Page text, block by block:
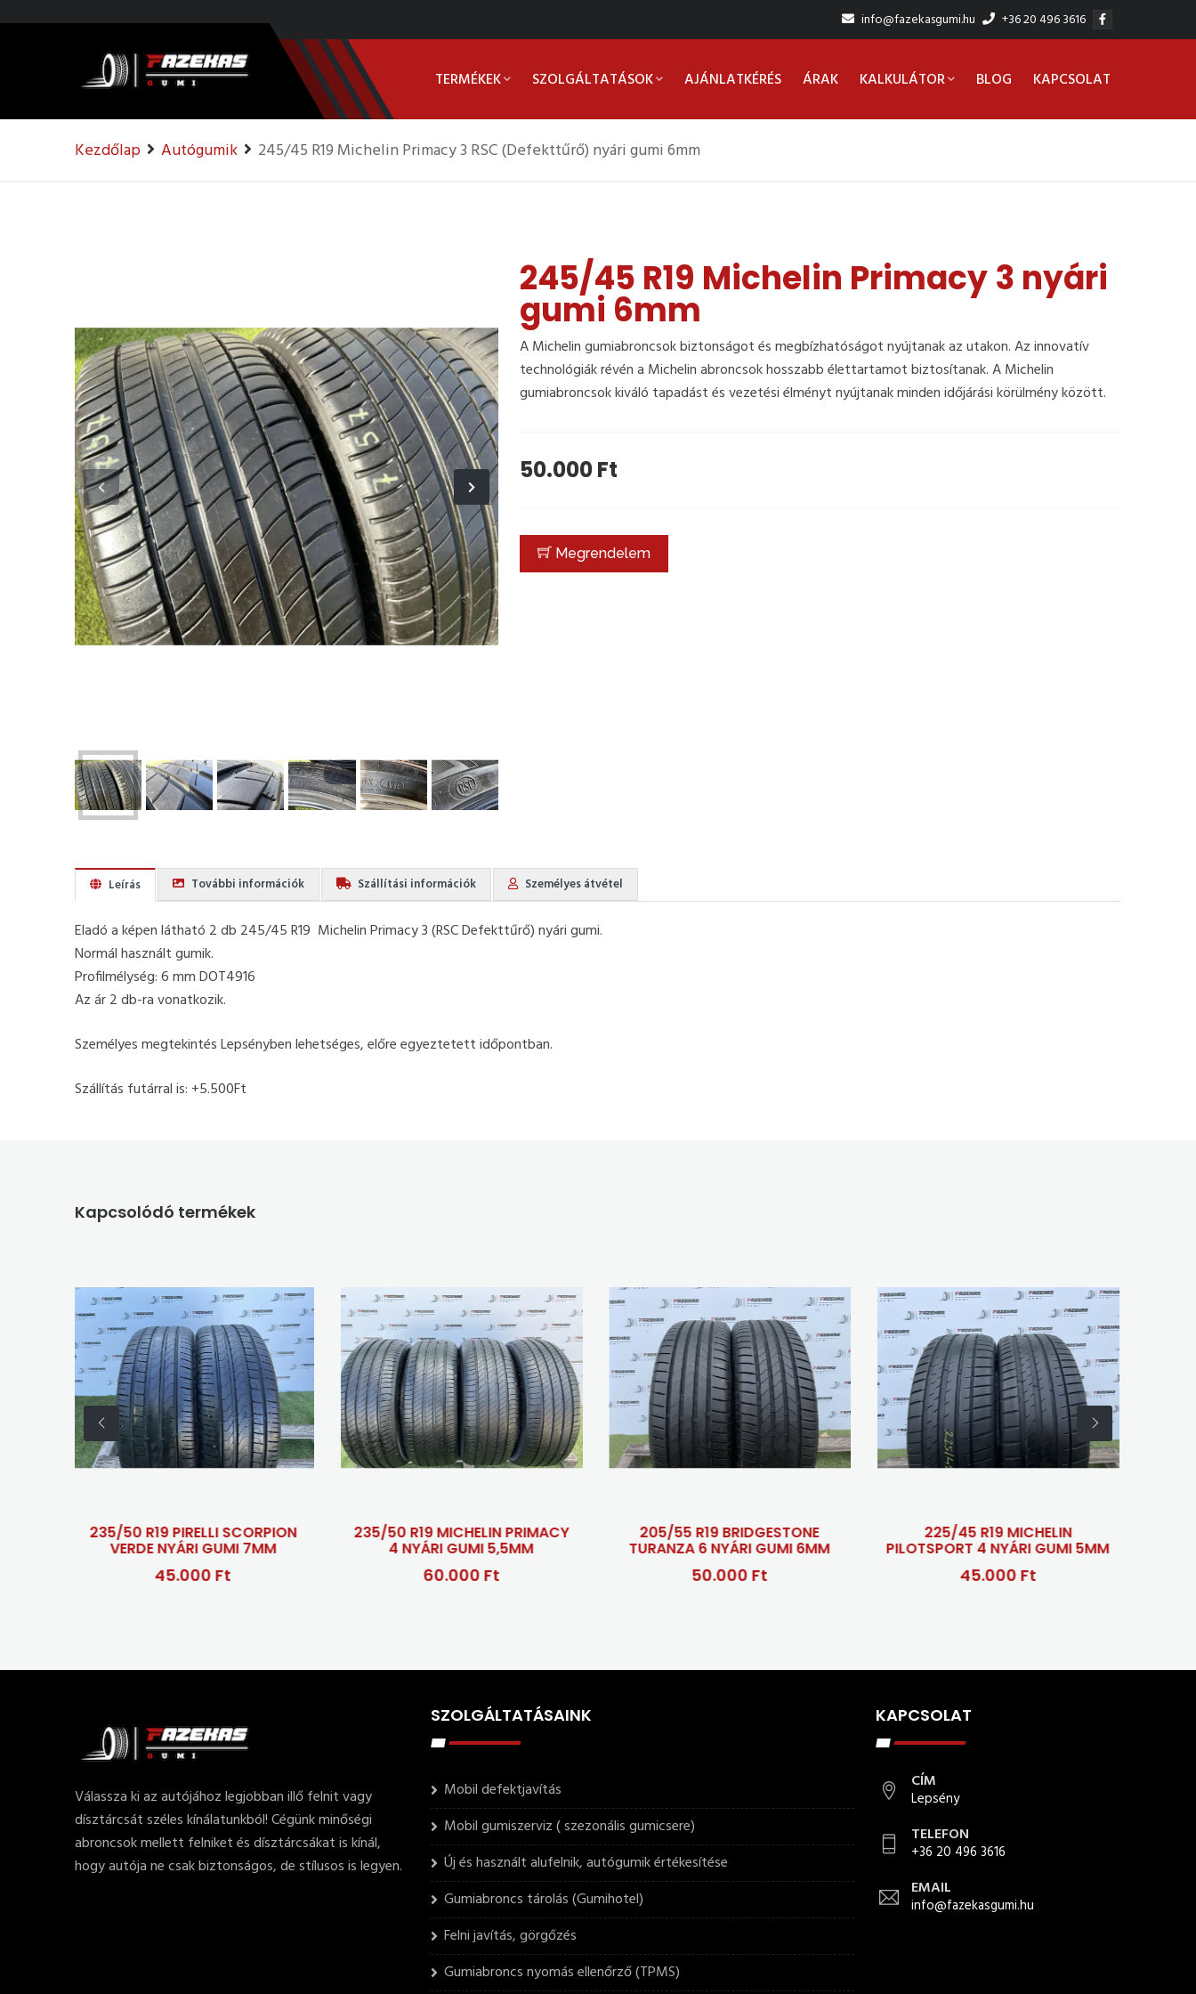
info@fazekasgumi.hu +36 20 496 3616
TERMÉKEK SZOLGÁLTATÁSOK AJÁNLATKÉRÉS ÁRAK KALKULÁTOR BLOG KAPCSOLAT
Kezdőlap Autógumik 245/45 R19 Michelin Primacy 3 RSC (Defekttűrő) nyári gumi 6mm
245/45 R19 Michelin Primacy 3 nyári
gumi 6mm
A Michelin gumiabroncsok biztonságot és megbízhatóságot nyújtanak az utakon. Az innovatív
technológiák révén a Michelin abroncsok hosszabb élettartamot biztosítanak. A Michelin
gumiabroncsok kiváló tapadást és vezetési élményt nyújtanak minden időjárási körülmény között.
50.000 Ft
Megrendelem
Leírás További információk Szállítási információk Személyes átvétel
Eladó a képen látható 2 db 245/45 R19 Michelin Primacy 3 (RSC Defekttűrő) nyári gumi.
Normál használt gumik.
Profilmélység: 6 mm DOT4916
Az ár 2 db-ra vonatkozik.
Személyes megtekintés Lepsényben lehetséges, előre egyeztetett időpontban.
Szállítás futárral is: +5.500Ft
Kapcsolódó termékek
50 R19 PIRELLI SCORPION
VERDE NYÁRI GUMI 7MM
235/50 R19 MICHELIN PRIMACY
4 NYÁRI GUMI 5,5MM
205/55 R19 BRIDGESTONE
TURANZA 6 NYÁRI GUMI 6MM
225/45 R19 MICHELIN
PILOTSPORT 4 NYÁRI GUMI 5MM
Válassza ki az autójához legjobban illő felnit vagy
dísztárcsát széles kínálatunkból! Cégünk minőségi
abroncsok mellett felniket és dísztárcsákat is kínál,
hogy autója ne csak biztonságos, de stílusos is legyen.
SZOLGÁLTATÁSAINK
Mobil defektjavítás
Mobil gumiszerviz ( szezonális gumicsere)
Új és használt alufelnik, autógumik értékesítése
Gumiabroncs tárolás (Gumihotel)
Felni javítás, görgőzés
Gumiabroncs nyomás ellenőrző (TPMS)
KAPCSOLAT
CÍM
Lepsény
TELEFON
+36 20 496 3616
EMAIL
info@fazekasgumi.hu